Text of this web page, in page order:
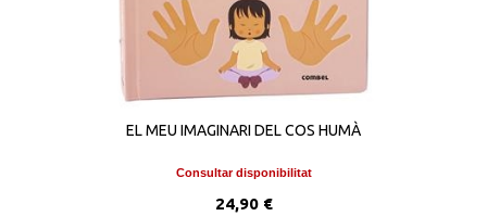
EL MEU IMAGINARI DEL COS HUMÀ
Consultar disponibilitat
24,90 €